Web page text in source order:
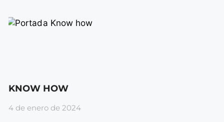
KNOW HOW
4 de enero de 2024